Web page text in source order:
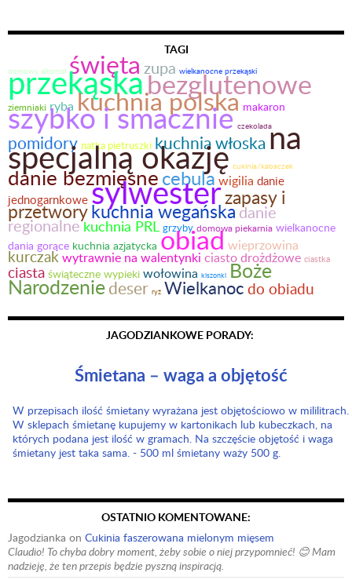
TAGI
domowy alkohol święta zupa wielkanocne przekąski
przekąskabezglutenowe
ziemniaki ryba kuchnia polska makaron
szybko i smacznie czekolada
pomidory natka pietruszki kuchnia włoskana
specjalną okazję cukinia/kabaczek
danie bezmięsnecebula wigilia danie
jednogarnkowe sylwesterzapasy i
przetworykuchnia wegańskadanie
regionalne kuchnia PRL grzyby domowa piekarnia wielkanocne
dania gorące kuchnia azjatycka obiadwieprzowina
kurczakwytrawnie na walentynki ciasto drożdżowe ciastka
ciasta świąteczne wypieki wołowina kiszonki Boże
Narodzeniedeser ryż Wielkanocdo obiadu
JAGODZIANKOWE PORADY:
Śmietana – waga a objętość
W przepisach ilość śmietany wyrażana jest objętościowo w mililitrach.
W sklepach śmietanę kupujemy w kartonikach lub kubeczkach, na
których podana jest ilość w gramach. Na szczęście objętość i waga
śmietany jest taka sama. - 500 ml śmietany waży 500 g.
OSTATNIO KOMENTOWANE:
Jagodzianka on Cukinia faszerowana mielonym mięsem
Claudio! To chyba dobry moment, żeby sobie o niej przypomnieć! 😊 Mam
nadzieję, że ten przepis będzie pyszną inspiracją.